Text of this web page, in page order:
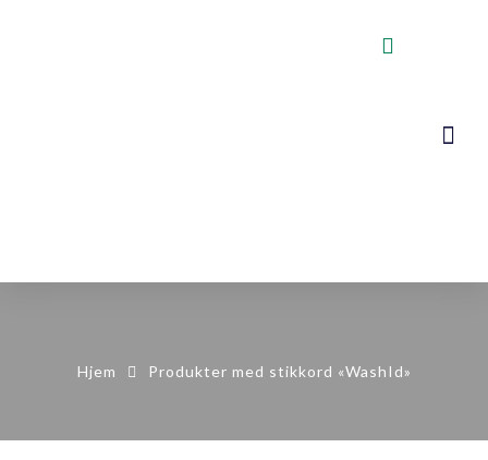
Hjem Produkter med stikkord «WashId»